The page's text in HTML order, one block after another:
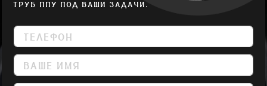
ТРУБ ППУ ПОД ВАШИ ЗАДАЧИ.